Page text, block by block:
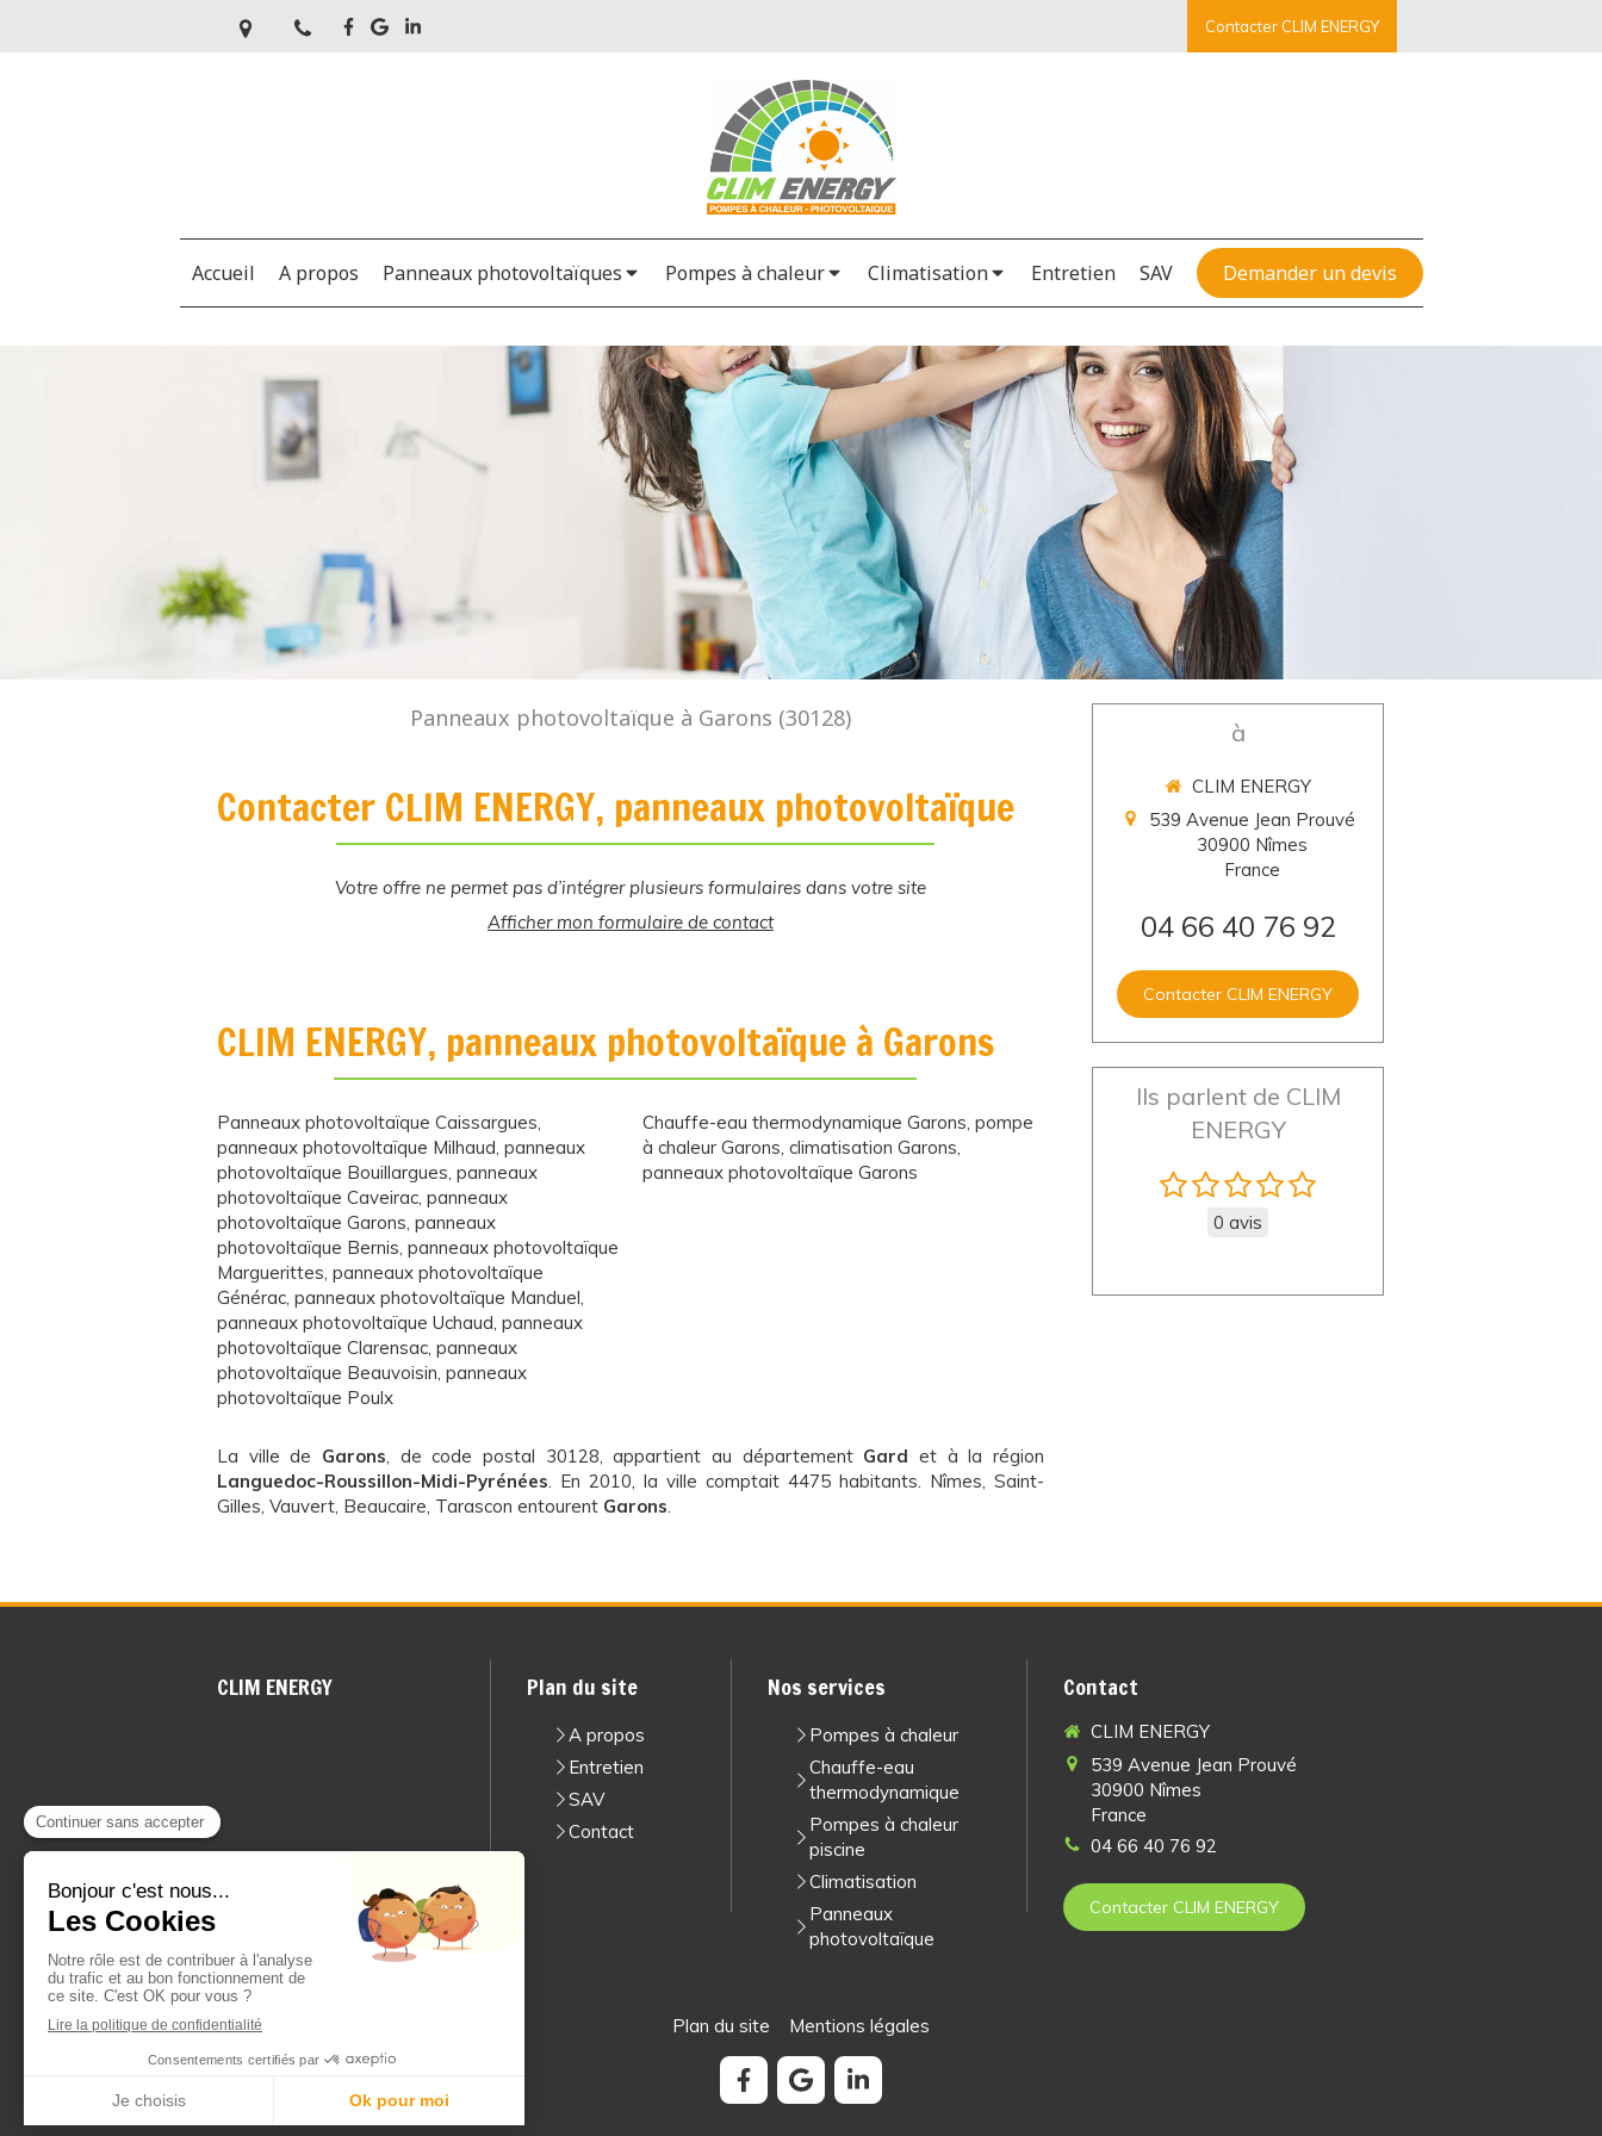
Contacter CLIM ENERGY
Accueil A propos Panneaux photovoltaïques Pompes à chaleur Climatisation Entretien SAV Demander un devis
Panneaux photovoltaïque à Garons (30128)
Contacter CLIM ENERGY, panneaux photovoltaïque
Votre offre ne permet pas d’intégrer plusieurs formulaires dans votre site
Afficher mon formulaire de contact
CLIM ENERGY, panneaux photovoltaïque à Garons
Panneaux photovoltaïque Caissargues,
panneaux photovoltaïque Milhaud, panneaux
photovoltaïque Bouillargues, panneaux
photovoltaïque Caveirac, panneaux
photovoltaïque Garons, panneaux
photovoltaïque Bernis, panneaux photovoltaïque
Marguerittes, panneaux photovoltaïque
Générac, panneaux photovoltaïque Manduel,
panneaux photovoltaïque Uchaud, panneaux
photovoltaïque Clarensac, panneaux
photovoltaïque Beauvoisin, panneaux
photovoltaïque Poulx
Chauffe-eau thermodynamique Garons, pompe
à chaleur Garons, climatisation Garons,
panneaux photovoltaïque Garons
La ville de Garons, de code postal 30128, appartient au département Gard et à la région
Languedoc-Roussillon-Midi-Pyrénées. En 2010, la ville comptait 4475 habitants. Nîmes, Saint-
Gilles, Vauvert, Beaucaire, Tarascon entourent Garons.
à
CLIM ENERGY
539 Avenue Jean Prouvé
30900 Nîmes
France
04 66 40 76 92
Contacter CLIM ENERGY
Ils parlent de CLIM
ENERGY
0 avis
CLIM ENERGY Plan du site
A propos
Entretien
SAV
Contact
Nos services
Pompes à chaleur
Chauffe-eau
thermodynamique
Pompes à chaleur
piscine
Climatisation
Panneaux
photovoltaïque
Contact
CLIM ENERGY
539 Avenue Jean Prouvé
30900 Nîmes
France
04 66 40 76 92
Contacter CLIM ENERGY
Plan du site Mentions légales